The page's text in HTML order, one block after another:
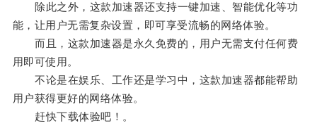
除此之外，这款加速器还支持一键加速、智能优化等功
能，让用户无需复杂设置，即可享受流畅的网络体验。
而且，这款加速器是永久免费的，用户无需支付任何费
用即可使用。
不论是在娱乐、工作还是学习中，这款加速器都能帮助
用户获得更好的网络体验。
赶快下载体验吧！。